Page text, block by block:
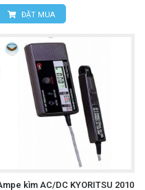
ĐẶT MUA
kìm AC/DC KYORITSU 2010